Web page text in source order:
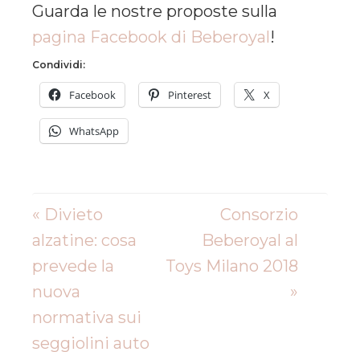
Guarda le nostre proposte sulla
pagina Facebook di Beberoyal!
Condividi:
Facebook Pinterest X
WhatsApp
« Divieto
alzatine: cosa
prevede la
nuova
normativa sui
seggiolini auto
Consorzio
Beberoyal al
Toys Milano 2018
»